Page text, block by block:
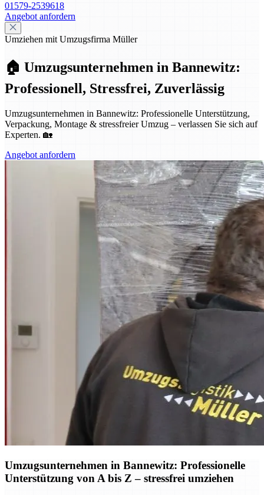
01579-2539618
Angebot anfordern
Umziehen mit Umzugsfirma Müller
🏠 Umzugsunternehmen in Bannewitz:
Professionell, Stressfrei, Zuverlässig
Umzugsunternehmen in Bannewitz: Professionelle Unterstützung,
Verpackung, Montage & stressfreier Umzug – verlassen Sie sich auf
Experten. 🏡
Angebot anfordern
Umzugsunternehmen in Bannewitz: Professionelle
Unterstützung von A bis Z – stressfrei umziehen